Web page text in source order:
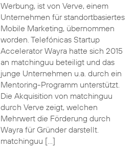
Werbung, ist von Verve, einem
Unternehmen für standortbasiertes
Mobile Marketing, übernommen
worden. Telefónicas Startup
Accelerator Wayra hatte sich 2015
an matchinguu beteiligt und das
junge Unternehmen u.a. durch ein
Mentoring-Programm unterstützt.
Die Akquisition von matchinguu
durch Verve zeigt, welchen
Mehrwert die Förderung durch
Wayra für Gründer darstellt.
matchinguu […]